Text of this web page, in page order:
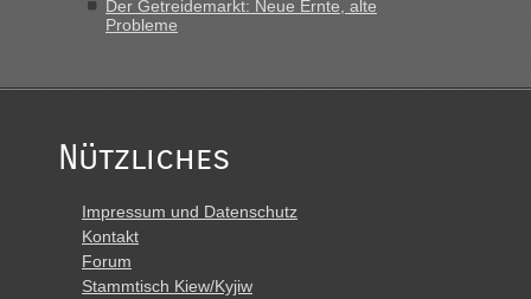
Der Getreidemarkt: Neue Ernte, alte
Probleme
Nützliches
Impressum und Datenschutz
Kontakt
Forum
Stammtisch Kiew/Kyjiw